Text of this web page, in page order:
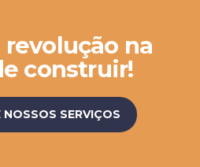
revolução na
construir!
SERVIÇOS